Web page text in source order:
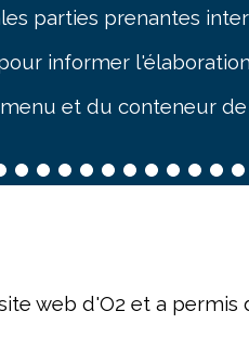
parties prenantes
informer
et du conteneur de
web d'O2 et a permis